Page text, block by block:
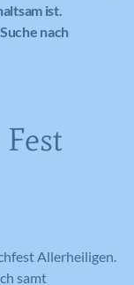
ist.
nach
Allerheiligen.
samt